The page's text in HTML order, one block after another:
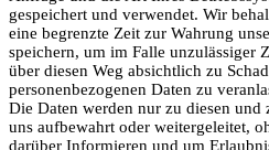
gespeichert und verwendet. Wir
eine begrenzte Zeit zur Wahrung
speichern, um im Falle unzulässiger
über diesen Weg absichtlich zu
personenbezogenen Daten zu
Die Daten werden nur zu diesen
uns aufbewahrt oder weitergeleitet,
darüber Informieren und um